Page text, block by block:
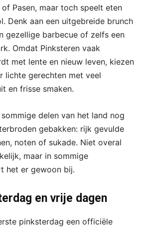
Pasen, maar toch speelt eten
Denk aan een uitgebreide brunch
gezellige barbecue of zelfs een
Omdat Pinksteren vaak
met lente en nieuw leven, kiezen
lichte gerechten met veel
en frisse smaken.
delen van het land nog
gebakken: rijk gevulde
noten of sukade. Niet overal
maar in sommige
het er gewoon bij.
en vrije dagen
pinksterdag een officiële